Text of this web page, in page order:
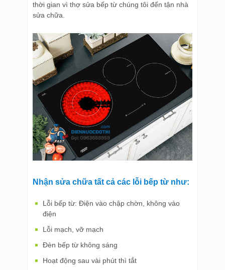
thời gian vì thợ sửa bếp từ chúng tôi đến tận nhà
sửa chữa.
Nhận sửa chữa tất cả các lỗi bếp từ như:
Lỗi bếp từ: Điện vào chập chờn, không vào
điện
Lỗi mạch, vỡ mạch
Đèn bếp từ không sáng
Hoạt động sau vài phút thì tắt